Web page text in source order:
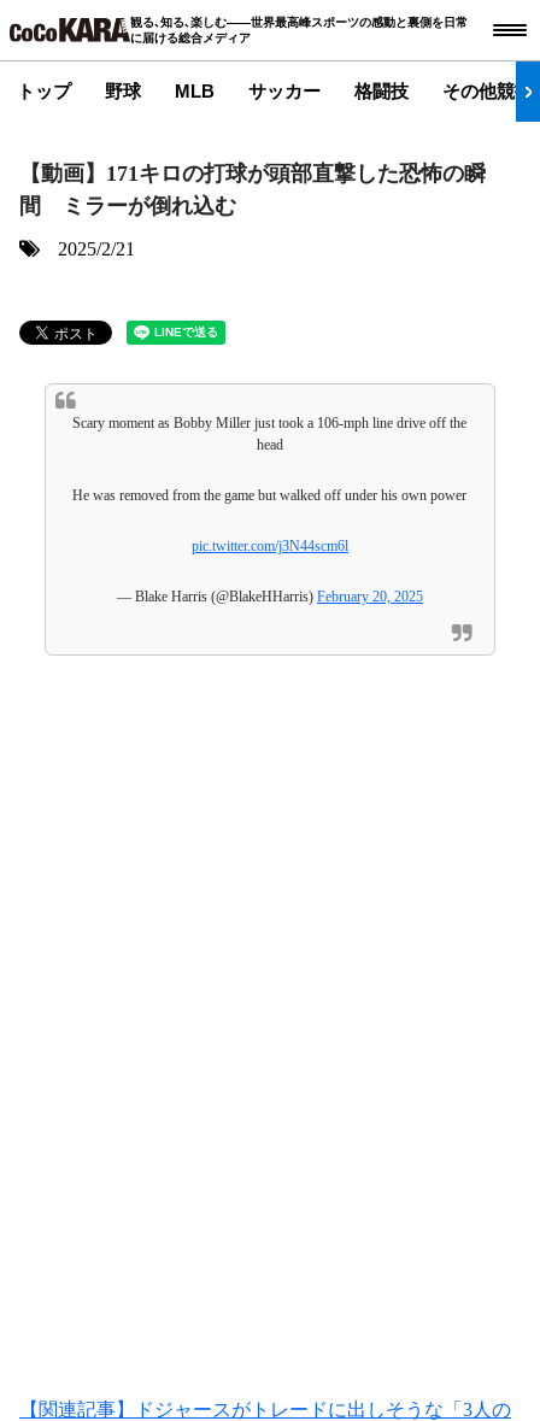
観る､知る､楽しむ――世界最高峰スポーツの感動と裏側を日常
に届ける総合メディア
トップ 野球 MLB サッカー 格闘技 その他競技
【動画】171キロの打球が頭部直撃した恐怖の瞬
間 ミラーが倒れ込む
2025/2/21
Scary moment as Bobby Miller just took a 106-mph line drive off the
head
He was removed from the game but walked off under his own power
pic.twitter.com/j3N44scm6l
— Blake Harris (@BlakeHHarris) February 20, 2025
【関連記事】ドジャースがトレードに出しそうな「3人の